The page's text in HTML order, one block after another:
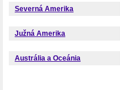
Severná Amerika
Južná Amerika
Austrália a Oceánia